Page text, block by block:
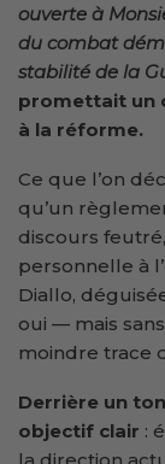
ouverte à
du combat
stabilité de la
promettait un
à la réforme.
Ce que l’on
qu’un
discours
personnelle à
Diallo,
oui — mais
moindre trace
Derrière un
objectif clair :